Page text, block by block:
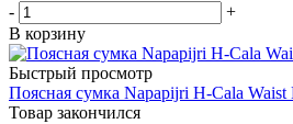
-
+
В корзину
Быстрый просмотр
Поясная сумка Napapijri H-Cala Waist
Товар закончился